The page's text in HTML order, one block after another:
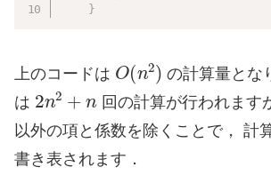
}
上のコードは O ( 2) の計算量とな
は 2n2 n 回の計算が行われます
以外の項と係数を除くことで， 計
書き表されます．